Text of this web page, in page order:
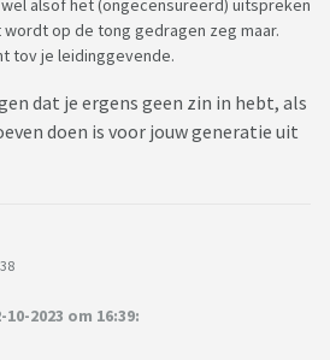
alsof het (ongecensureerd) uitspreken
op de tong gedragen zeg maar.
tov je leidinggevende.
dat je ergens geen zin in hebt, als
doen is voor jouw generatie uit
2023 om 16:39: